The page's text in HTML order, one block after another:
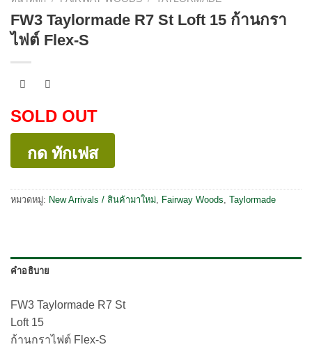
FW3 Taylormade R7 St Loft 15 ก้านกรา
ไฟต์ Flex-S
SOLD OUT
กด ทักเฟส
หมวดหมู่: New Arrivals / สินค้ามาใหม่ Fairway Woods Taylormade
คำอธิบาย
FW3 Taylormade R7 St
Loft 15
ก้านกราไฟต์ Flex-S